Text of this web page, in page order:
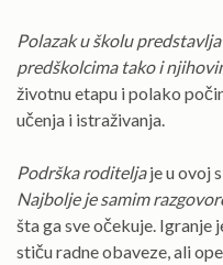
Polazak u školu
predškolcima tako i
životnu etapu i polako
učenja i istraživanja.
Podrška roditeljaje u ovoj
Najbolje je samim
šta ga sve očekuje. Igranje
stiču radne obaveze, ali